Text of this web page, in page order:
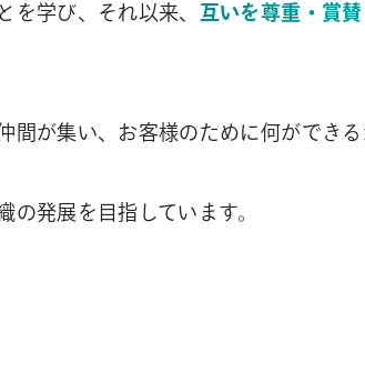
を学び、それ以来、 互いを尊重・賞
間が集い、お客様のために何ができ
の発展を目指しています。